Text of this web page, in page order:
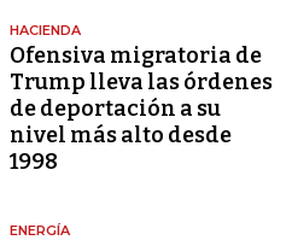
HACIENDA
Ofensiva migratoria de
Trump lleva las órdenes
de deportación a su
nivel más alto desde
1998
ENERGÍA